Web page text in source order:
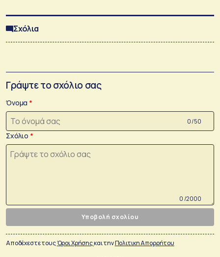
Σχόλια
Γράψτε το σχόλιο σας
Όνομα
0 /50
Σχόλιο
0 /2000
Υποβολή σχολίου
Αποδέχεστε τουςΌροι Χρήσηςκαι τηνΠολιτικη Απορρήτου